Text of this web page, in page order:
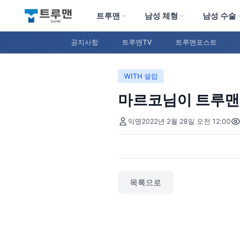
트루맨 남성의원
트루맨 남성 체형 남성 수술
공지사항 트루맨TV 트루맨포스트
WITH 셀럽
마르코님이 트루
익명2022년 2월 28일 오전 12:00
목록으로